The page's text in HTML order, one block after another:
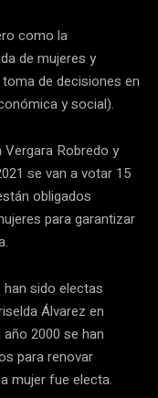
como la
de mujeres y
de decisiones en
y social).
Robredo y
se van a votar 15
obligados
para garantizar
sido electas
Álvarez en
2000 se han
para renovar
mujer fue electa.